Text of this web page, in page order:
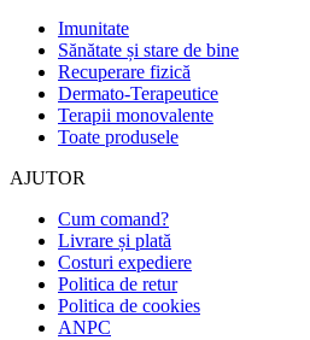
Imunitate
Sănătate și stare de bine
Recuperare fizică
Dermato-Terapeutice
Terapii monovalente
Toate produsele
AJUTOR
Cum comand?
Livrare și plată
Costuri expediere
Politica de retur
Politica de cookies
ANPC